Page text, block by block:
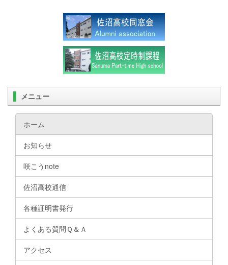
メニュー
ホーム
お知らせ
咲こうnote
佐沼高校通信
各種証明書発行
よくある質問Ｑ＆Ａ
アクセス